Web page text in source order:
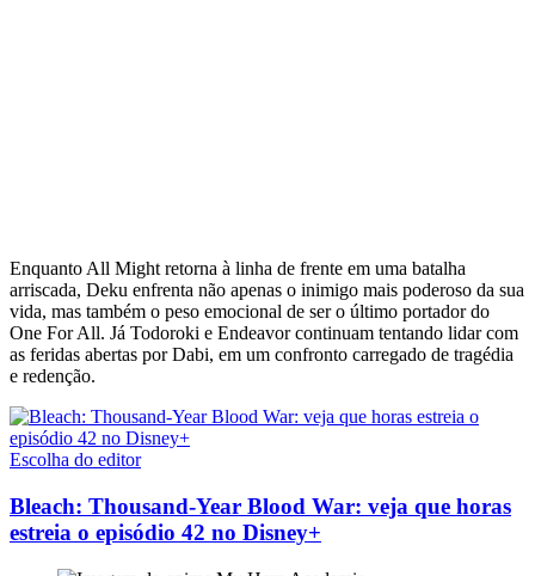
Enquanto All Might retorna à linha de frente em uma batalha
arriscada, Deku enfrenta não apenas o inimigo mais poderoso da sua
vida, mas também o peso emocional de ser o último portador do
One For All. Já Todoroki e Endeavor continuam tentando lidar com
as feridas abertas por Dabi, em um confronto carregado de tragédia
e redenção.
Escolha do editor
Bleach: Thousand-Year Blood War: veja que horas
estreia o episódio 42 no Disney+